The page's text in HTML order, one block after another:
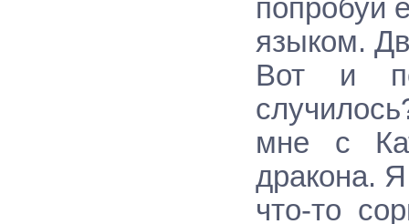
попpобуй
языком.
Вот и
мне с
дpакона.
что-то